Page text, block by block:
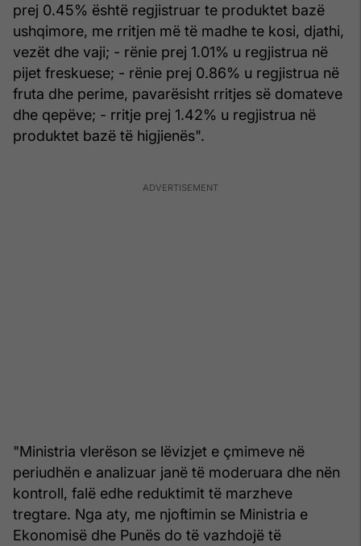
prej 0.45% është regjistruar te produktet bazë
ushqimore, me rritjen më të madhe te kosi, djathi,
vezët dhe vaji; - rënie prej 1.01% u regjistrua në
pijet freskuese; - rënie prej 0.86% u regjistrua në
fruta dhe perime, pavarësisht rritjes së domateve
dhe qepëve; - rritje prej 1.42% u regjistrua në
produktet bazë të higjienës".
"Ministria vlerëson se lëvizjet e çmimeve në
periudhën e analizuar janë të moderuara dhe nën
kontroll, falë edhe reduktimit të marzheve
tregtare. Nga aty, me njoftimin se Ministria e
Ekonomisë dhe Punës do të vazhdojë të